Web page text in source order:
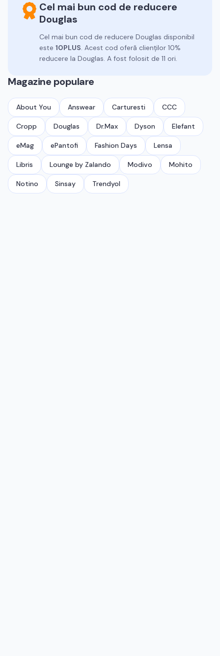
Cel mai bun cod de reducere
Douglas
Cel mai bun cod de reducere Douglas disponibil
este 10PLUS. Acest cod oferă clienților 10%
reducere la Douglas. A fost folosit de 11 ori.
Magazine populare
About You Answear Carturesti CCC
Cropp Douglas Dr.Max Dyson Elefant
eMag ePantofi Fashion Days Lensa
Libris Lounge by Zalando Modivo Mohito
Notino Sinsay Trendyol